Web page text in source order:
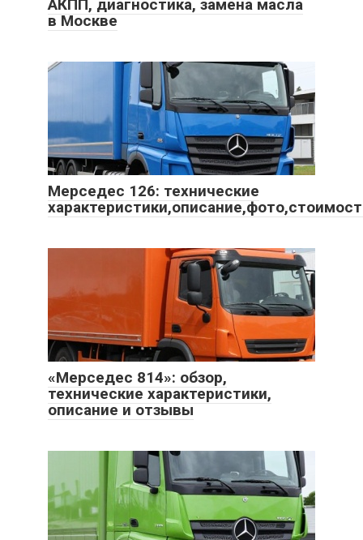
АКПП, диагностика, замена масла
в Москве
Мерседес 126: технические
«Мерседес 814»: обзор,
технические характеристики,
описание и отзывы